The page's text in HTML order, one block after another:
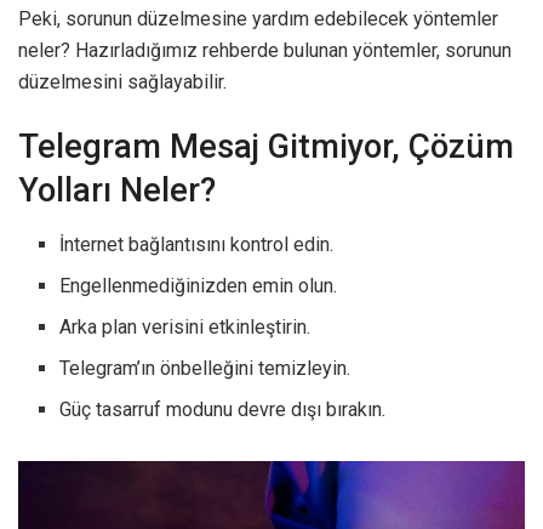
Peki, sorunun düzelmesine yardım edebilecek yöntemler
neler? Hazırladığımız rehberde bulunan yöntemler, sorunun
düzelmesini sağlayabilir.
Telegram Mesaj Gitmiyor, Çözüm
Yolları Neler?
İnternet bağlantısını kontrol edin.
Engellenmediğinizden emin olun.
Arka plan verisini etkinleştirin.
Telegram’ın önbelleğini temizleyin.
Güç tasarruf modunu devre dışı bırakın.